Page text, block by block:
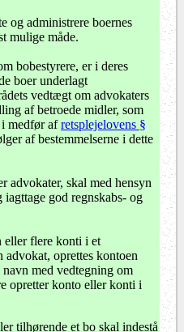
og administrere boernes
mulige måde.
bobestyrere, er i deres
boer underlagt
vedtægt om advokaters
af betroede midler, som
i medfør afretsplejelovens §
af bestemmelserne i dette
advokater, skal med hensyn
god regnskabs- og
eller flere konti i et
advokat, oprettes kontoen
med vedtegning om
opretter konto eller konti i
tilhørende et bo skal indestå